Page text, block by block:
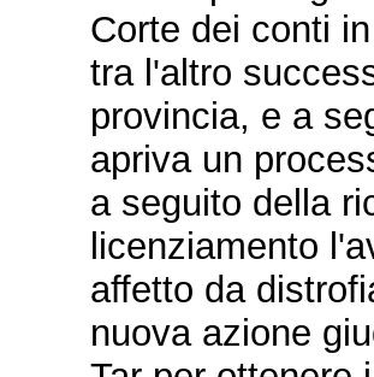
Corte dei conti
tra l'altro
provincia, e a
apriva un
a seguito della
licenziamento
affetto da
nuova azione